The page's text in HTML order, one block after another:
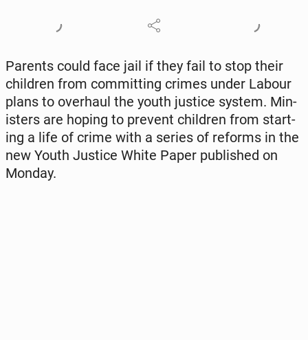
Parents could face jail if they fail to stop their
chil­dren from com­mit­ting crimes under Labour
plans to over­haul the youth justice system. Min­
is­ters are hoping to prevent chil­dren from start­
ing a life of crime with a series of reforms in the
new Youth Justice White Paper pub­lished on
Monday.